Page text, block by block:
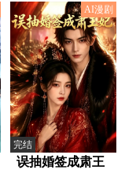
AI漫剧
完结
误抽婚签成肃王